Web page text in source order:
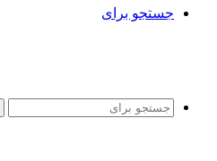
جستجو برای